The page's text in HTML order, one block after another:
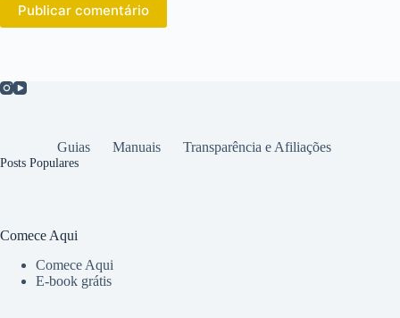
Publicar comentário
Guias Manuais Transparência e Afiliações
Posts Populares
Comece Aqui
Comece Aqui
E-book grátis